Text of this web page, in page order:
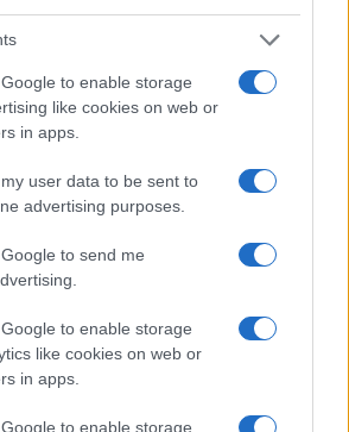
to enable storage
like cookies on web or
in apps.
user data to be sent to
advertising purposes.
to send me
to enable storage
like cookies on web or
in apps.
to enable storage